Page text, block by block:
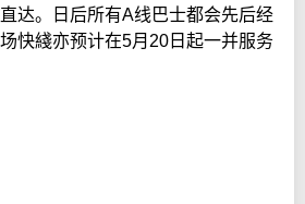
达。日后所有A线巴士都会先后经
快綫亦预计在5月20日起一并服务